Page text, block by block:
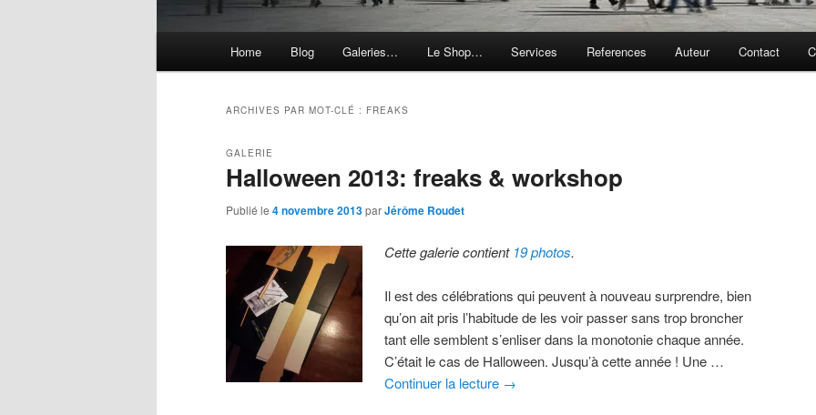
Home Blog Galeries… Le Shop… Services References Auteur Contact
ARCHIVES PAR MOT-CLÉ : FREAKS
Halloween 2013: freaks & workshop
GALERIE
Publié le 4 novembre 2013parJérôme Roudet
Cette galerie contient 19 photos.
Il est des célébrations qui peuvent à nouveau surprendre, bien
qu’on ait pris l’habitude de les voir passer sans trop broncher
tant elle semblent s’enliser dans la monotonie chaque année.
C’était le cas de Halloween. Jusqu’à cette année ! Une …
Continuer la lecture →